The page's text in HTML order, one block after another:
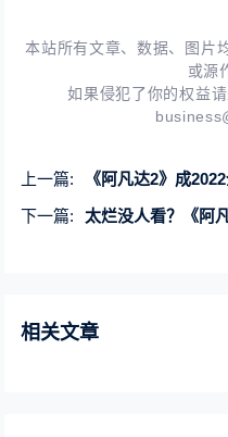
本站所有文章、数据、图片
或源
如果侵犯了你的权益
上一篇:
《阿凡达2》成2022
下一篇:
太烂没人看？《阿凡达2》
相关文章